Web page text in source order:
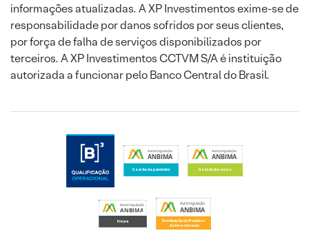
informações atualizadas. A XP Investimentos exime-se de
responsabilidade por danos sofridos por seus clientes,
por força de falha de serviços disponibilizados por
terceiros. A XP Investimentos CCTVM S/A é instituição
autorizada a funcionar pelo Banco Central do Brasil.